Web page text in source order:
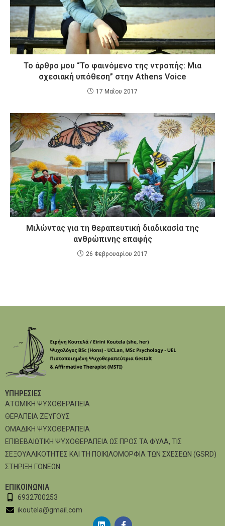
Το άρθρο μου “Το φαινόμενο της ντροπής: Μια
σχεσιακή υπόθεση” στην Athens Voice
17 Μαΐου 2017
Μιλώντας για τη θεραπευτική διαδικασία της
ανθρώπινης επαφής
26 Φεβρουαρίου 2017
ΥΠΗΡΕΣΊΕΣ
ΑΤΟΜΙΚΗ ΨΥΧΟΘΕΡΑΠΕΙΑ
ΘΕΡΑΠΕΙΑ ΖΕΥΓΟΥΣ
ΟΜΑΔΙΚΗ ΨΥΧΟΘΕΡΑΠΕΙΑ
ΕΠΙΒΕΒΑΙΩΤΙΚΗ ΨΥΧΟΘΕΡΑΠΕΙΑ ΩΣ ΠΡΟΣ ΤΑ ΦΥΛΑ, ΤΙΣ
ΣΕΞΟΥΑΛΙΚΟΤΗΤΕΣ ΚΑΙ ΤΗ ΠΟΙΚΙΛΟΜΟΡΦΙΑ ΤΩΝ ΣΧΕΣΕΩΝ (GSRD)
ΣΤΗΡΙΞΗ ΓΟΝΕΩΝ
ΕΠΙΚΟΙΝΩΝΊΑ
6932700253
ikoutela@gmail.com